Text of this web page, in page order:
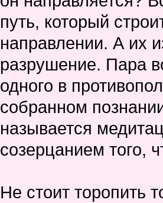
путь, который
направлении. А их
разрушение. Пара
одного в
собранном
называется
созерцанием того,
Не стоит торопить